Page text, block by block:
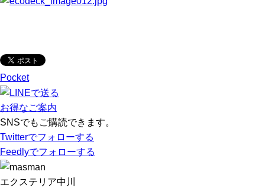
Pocket
お得なご案内
SNSでもご購読できます。
Twitterでフォローする
Feedlyでフォローする
エクステリア中川